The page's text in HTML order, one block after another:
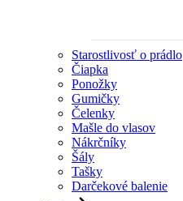
Starostlivosť o prádlo
Čiapka
Ponožky
Gumičky
Čelenky
Mašle do vlasov
Nákrčníky
Šály
Tašky
Darčekové balenie